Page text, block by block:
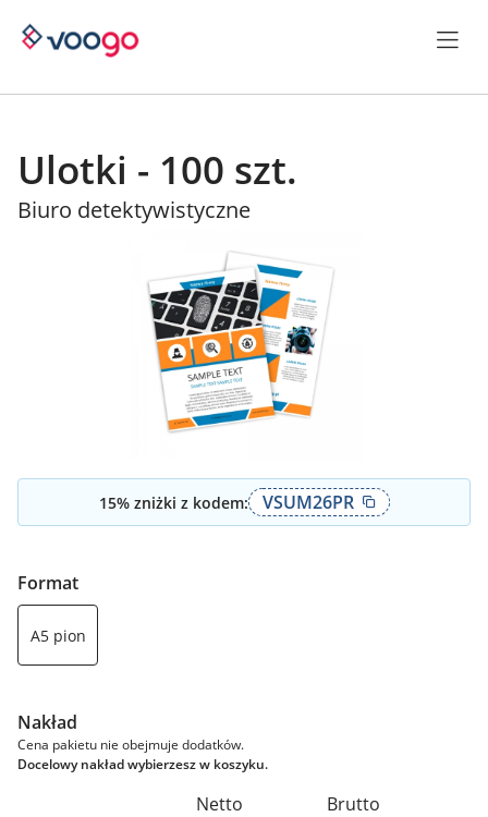
Ulotki - 100 szt.
Biuro detektywistyczne
15% zniżki z kodem: VSUM26PR
Format
A5 pion
Nakład
Cena pakietu nie obejmuje dodatków.
Docelowy nakład wybierzesz w koszyku.
Netto
Brutto